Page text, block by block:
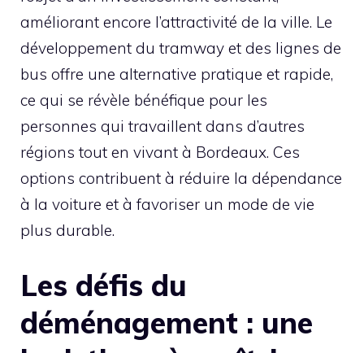
améliorant encore l’attractivité de la ville. Le
développement du tramway et des lignes de
bus offre une alternative pratique et rapide,
ce qui se révèle bénéfique pour les
personnes qui travaillent dans d’autres
régions tout en vivant à Bordeaux. Ces
options contribuent à réduire la dépendance
à la voiture et à favoriser un mode de vie
plus durable.
Les défis du
déménagement : une